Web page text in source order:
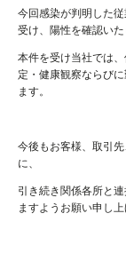
今回感染が判明した
受け、陽性を確認いた
本件を受け当社では
定・健康観察ならび
ます。
今後もお客様、取引
に、
引き続き関係各所と
ますようお願い申し上